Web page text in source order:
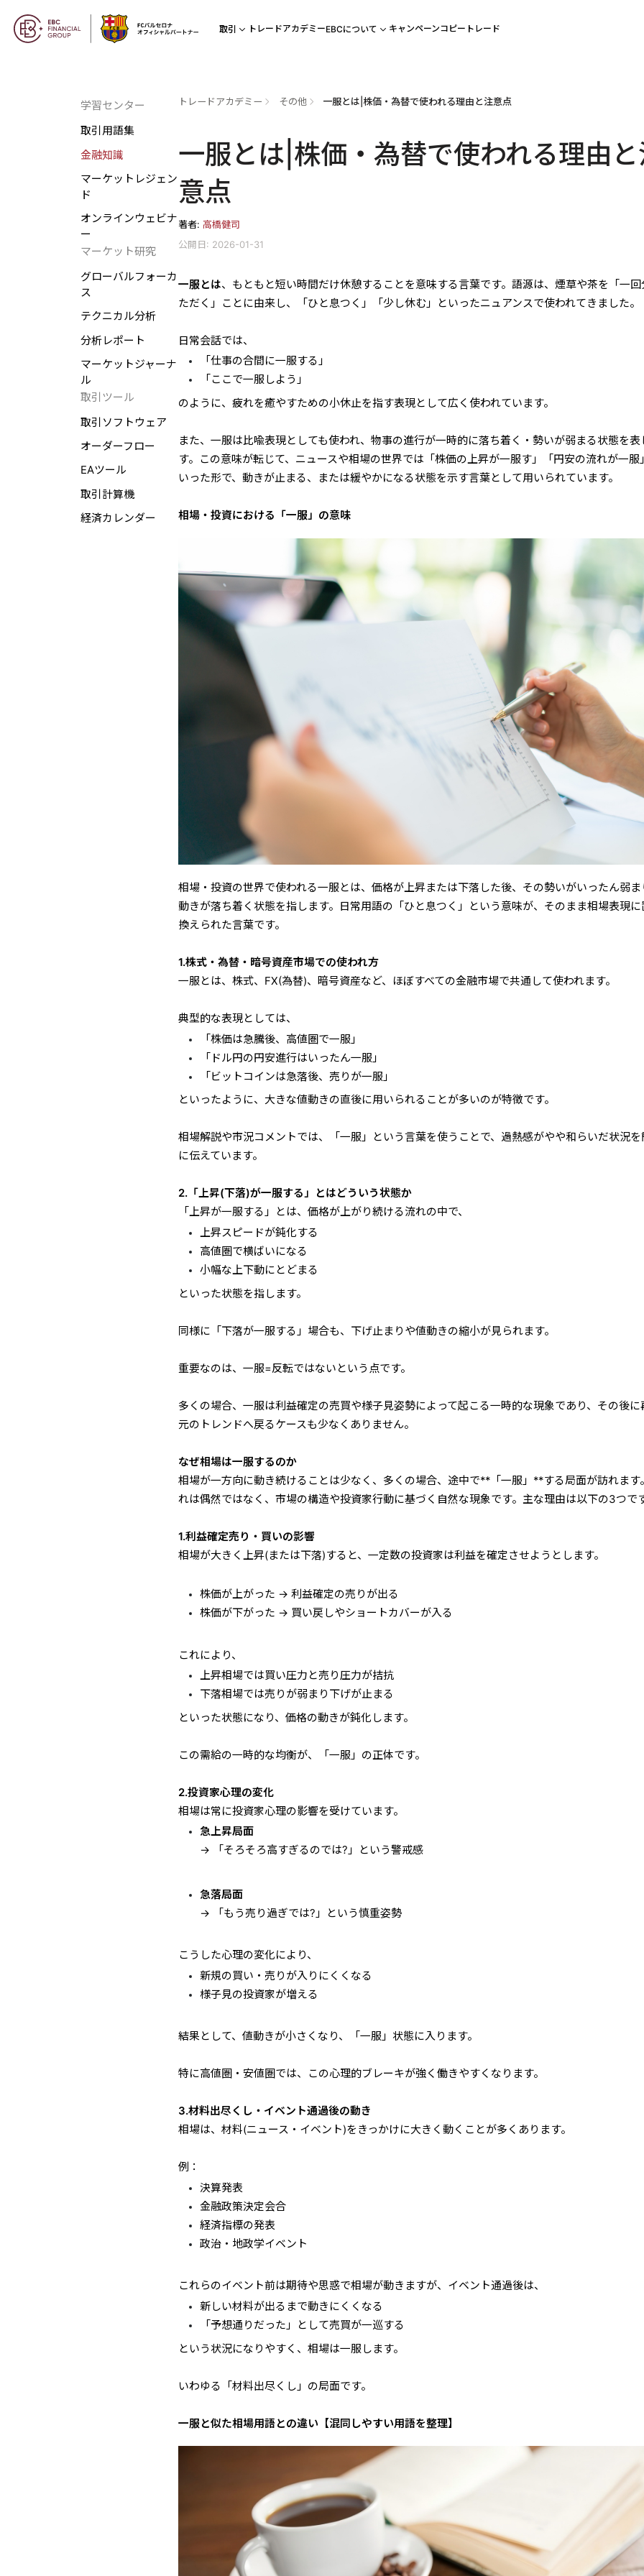
取引 トレードアカデミーEBCについて キャンペーンコピートレード
学習センター
取引用語集
金融知識
マーケットレジェン
ド
オンラインウェビナ
ー
マーケット研究
グローバルフォーカ
ス
テクニカル分析
分析レポート
マーケットジャーナ
ル
取引ツール
取引ソフトウェア
オーダーフロー
EAツール
取引計算機
経済カレンダー
トレードアカデミー その他 一服とは|株価・為替で使われる理由と注意点
一服とは|株価・為替で使われる理由
意点
著者: 高橋健司
公開日: 2026-01-31
一服とは、もともと短い時間だけ休憩することを意味する言葉です。語源は、煙草や茶を「一回
ただく」ことに由来し、「ひと息つく」「少し休む」といったニュアンスで使われてきました。
日常会話では、
「仕事の合間に一服する」
「ここで一服しよう」
のように、疲れを癒やすための小休止を指す表現として広く使われています。
また、一服は比喩表現としても使われ、物事の進行が一時的に落ち着く・勢いが弱まる状態を表
す。この意味が転じて、ニュースや相場の世界では「株価の上昇が一服す」「円安の流れが一服
いった形で、動きが止まる、または緩やかになる状態を示す言葉として用いられています。
相場・投資における「一服」の意味
相場・投資の世界で使われる一服とは、価格が上昇または下落した後、その勢いがいったん弱ま
動きが落ち着く状態を指します。日常用語の「ひと息つく」という意味が、そのまま相場表現に
換えられた言葉です。
1.株式・為替・暗号資産市場での使われ方
一服とは、株式、FX(為替)、暗号資産など、ほぼすべての金融市場で共通して使われます。
典型的な表現としては、
「株価は急騰後、高値圏で一服」
「ドル円の円安進行はいったん一服」
「ビットコインは急落後、売りが一服」
といったように、大きな値動きの直後に用いられることが多いのが特徴です。
相場解説や市況コメントでは、「一服」という言葉を使うことで、過熱感がやや和らいだ状況を
に伝えています。
2.「上昇(下落)が一服する」とはどういう状態か
「上昇が一服する」とは、価格が上がり続ける流れの中で、
上昇スピードが鈍化する
高値圏で横ばいになる
小幅な上下動にとどまる
といった状態を指します。
同様に「下落が一服する」場合も、下げ止まりや値動きの縮小が見られます。
重要なのは、一服=反転ではないという点です。
多くの場合、一服は利益確定の売買や様子見姿勢によって起こる一時的な現象であり、その後に
元のトレンドへ戻るケースも少なくありません。
なぜ相場は一服するのか
相場が一方向に動き続けることは少なく、多くの場合、途中で**「一服」**する局面が訪れます
れは偶然ではなく、市場の構造や投資家行動に基づく自然な現象です。主な理由は以下の3つで
1.利益確定売り・買いの影響
相場が大きく上昇(または下落)すると、一定数の投資家は利益を確定させようとします。
株価が上がった → 利益確定の売りが出る
株価が下がった → 買い戻しやショートカバーが入る
これにより、
上昇相場では買い圧力と売り圧力が拮抗
下落相場では売りが弱まり下げが止まる
といった状態になり、価格の動きが鈍化します。
この需給の一時的な均衡が、「一服」の正体です。
2.投資家心理の変化
相場は常に投資家心理の影響を受けています。
急上昇局面
→ 「そろそろ高すぎるのでは?」という警戒感
急落局面
→ 「もう売り過ぎでは?」という慎重姿勢
こうした心理の変化により、
新規の買い・売りが入りにくくなる
様子見の投資家が増える
結果として、値動きが小さくなり、「一服」状態に入ります。
特に高値圏・安値圏では、この心理的ブレーキが強く働きやすくなります。
3.材料出尽くし・イベント通過後の動き
相場は、材料(ニュース・イベント)をきっかけに大きく動くことが多くあります。
例：
決算発表
金融政策決定会合
経済指標の発表
政治・地政学イベント
これらのイベント前は期待や思惑で相場が動きますが、イベント通過後は、
新しい材料が出るまで動きにくくなる
「予想通りだった」として売買が一巡する
という状況になりやすく、相場は一服します。
いわゆる「材料出尽くし」の局面です。
一服と似た相場用語との違い【混同しやすい用語を整理】